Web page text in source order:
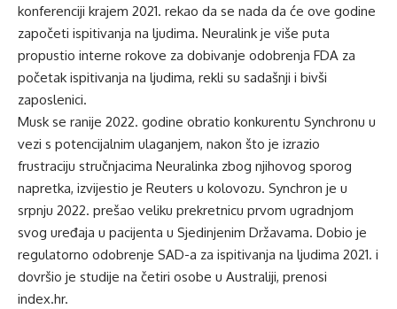
konferenciji krajem 2021. rekao da se nada da će ove godine
započeti ispitivanja na ljudima. Neuralink je više puta
propustio interne rokove za dobivanje odobrenja FDA za
početak ispitivanja na ljudima, rekli su sadašnji i bivši
zaposlenici.
Musk se ranije 2022. godine obratio konkurentu Synchronu u
vezi s potencijalnim ulaganjem, nakon što je izrazio
frustraciju stručnjacima Neuralinka zbog njihovog sporog
napretka, izvijestio je Reuters u kolovozu. Synchron je u
srpnju 2022. prešao veliku prekretnicu prvom ugradnjom
svog uređaja u pacijenta u Sjedinjenim Državama. Dobio je
regulatorno odobrenje SAD-a za ispitivanja na ljudima 2021. i
dovršio je studije na četiri osobe u Australiji, prenosi
index.hr.